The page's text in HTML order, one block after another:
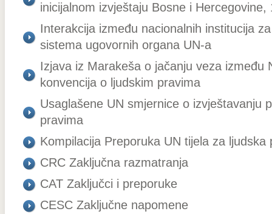
inicijalnom izvještaju Bosne i Hercegovine,
Interakcija između nacionalnih institucija
sistema ugovornih organa UN-a
Izjava iz Marakeša o jačanju veza između
konvencija o ljudskim pravima
Usaglašene UN smjernice o izvještavanju
pravima
Kompilacija Preporuka UN tijela za ljudska
CRC Zaključna razmatranja
CAT Zaključci i preporuke
CESC Zaključne napomene